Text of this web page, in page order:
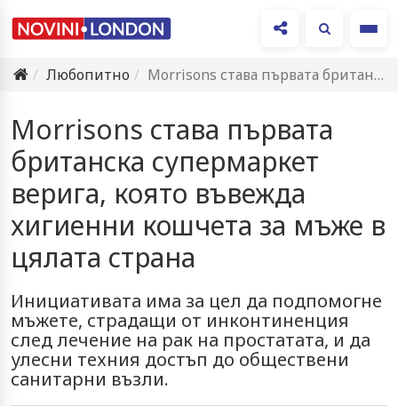
Любопитно
Morrisons става първата британска супермаркет верига, която въвежда хигиенни кошчета…
Morrisons става първата
британска супермаркет
верига, която въвежда
хигиенни кошчета за мъже в
цялата страна
Инициативата има за цел да подпомогне
мъжете, страдащи от инконтиненция
след лечение на рак на простатата, и да
улесни техния достъп до обществени
санитарни възли.